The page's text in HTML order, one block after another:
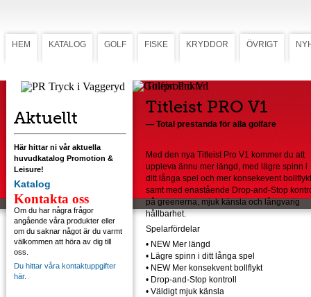
HEM KATALOG GOLF FISKE KRYDDOR ÖVRIGT
Aktuellt
Här hittar ni vår aktuella
huvudkatalog Promotion &
Leisure!
Katalog
Kontakta oss
Om du har några frågor
angående våra produkter eller
om du saknar något är du varmt
välkommen att höra av dig till
oss.
Du hittar våra kontaktuppgifter
här.
Titleist Pro V1
Titleist PRO V1
— Total prestanda för alla golfare
Med den nya Titleist Pro V1 kommer du att
uppleva ännu mer längd, med lägre spinn i
ditt långa spel och mer konsekevent
samt med enastående Drop-and-Stop
på greenerna, mjuk känsla och långvarig
hållbarhet.
Spelarfördelar
• NEW Mer längd
• Lägre spinn i ditt långa spel
• NEW Mer konsekvent bollflykt
• Drop-and-Stop kontroll
• Väldigt mjuk känsla